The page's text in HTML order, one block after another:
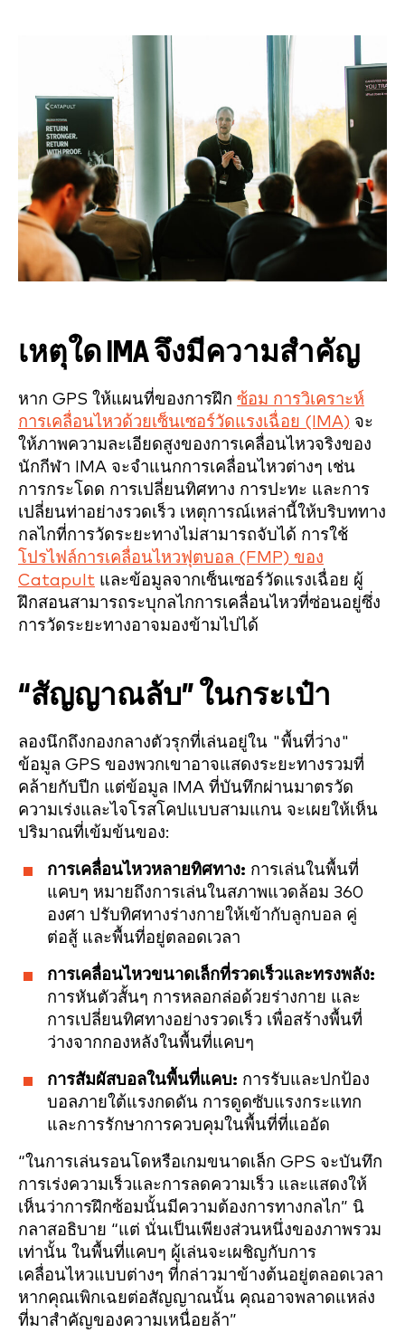
เหตุใด IMA จึงมีความสำคัญ
หาก GPS ให้แผนที่ของการฝึก ซ้อม การวิเคราะห์
การเคลื่อนไหวด้วยเซ็นเซอร์วัดแรงเฉื่อย (IMA) จะ
ให้ภาพความละเอียดสูงของการเคลื่อนไหวจริงของ
นักกีฬา IMA จะจำแนกการเคลื่อนไหวต่างๆ เช่น
การกระโดด การเปลี่ยนทิศทาง การปะทะ และการ
เปลี่ยนท่าอย่างรวดเร็ว เหตุการณ์เหล่านี้ให้บริบททาง
กลไกที่การวัดระยะทางไม่สามารถจับได้ การใช้
โปรไฟล์การเคลื่อนไหวฟุตบอล (FMP) ของ
Catapult และข้อมูลจากเซ็นเซอร์วัดแรงเฉื่อย ผู้
ฝึกสอนสามารถระบุกลไกการเคลื่อนไหวที่ซ่อนอยู่ซึ่ง
การวัดระยะทางอาจมองข้ามไปได้
“สัญญาณลับ” ในกระเป๋า
ลองนึกถึงกองกลางตัวรุกที่เล่นอยู่ใน "พื้นที่ว่าง"
ข้อมูล GPS ของพวกเขาอาจแสดงระยะทางรวมที่
คล้ายกับปีก แต่ข้อมูล IMA ที่บันทึกผ่านมาตรวัด
ความเร่งและไจโรสโคปแบบสามแกน จะเผยให้เห็น
ปริมาณที่เข้มข้นของ:
การเคลื่อนไหวหลายทิศทาง: การเล่นในพื้นที่
แคบๆ หมายถึงการเล่นในสภาพแวดล้อม 360
องศา ปรับทิศทางร่างกายให้เข้ากับลูกบอล คู่
ต่อสู้ และพื้นที่อยู่ตลอดเวลา
การเคลื่อนไหวขนาดเล็กที่รวดเร็วและทรงพลัง:
การหันตัวสั้นๆ การหลอกล่อด้วยร่างกาย และ
การเปลี่ยนทิศทางอย่างรวดเร็ว เพื่อสร้างพื้นที่
ว่างจากกองหลังในพื้นที่แคบๆ
การสัมผัสบอลในพื้นที่แคบ: การรับและปกป้อง
บอลภายใต้แรงกดดัน การดูดซับแรงกระแทก
และการรักษาการควบคุมในพื้นที่ที่แออัด
“ในการเล่นรอนโดหรือเกมขนาดเล็ก GPS จะบันทึก
การเร่งความเร็วและการลดความเร็ว และแสดงให้
เห็นว่าการฝึกซ้อมนั้นมีความต้องการทางกลไก” นิ
กลาสอธิบาย “แต่ นั่นเป็นเพียงส่วนหนึ่งของภาพรวม
เท่านั้น ในพื้นที่แคบๆ ผู้เล่นจะเผชิญกับการ
เคลื่อนไหวแบบต่างๆ ที่กล่าวมาข้างต้นอยู่ตลอดเวลา
หากคุณเพิกเฉยต่อสัญญาณนั้น คุณอาจพลาดแหล่ง
ที่มาสำคัญของความเหนื่อยล้า”